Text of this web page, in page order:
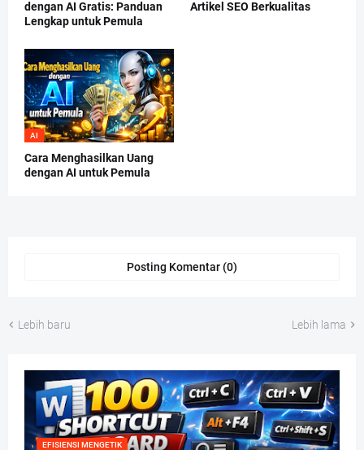
dengan AI Gratis: Panduan
Lengkap untuk Pemula
Artikel SEO Berkualitas
AI
Cara Menghasilkan Uang
dengan AI untuk Pemula
Posting Komentar (0)
Lebih baru Lebih lama
EFISIENSI MENGETIK